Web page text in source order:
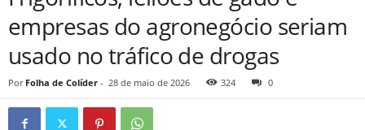
empresas do agronegócio seriam
usado no tráfico de drogas
Por Folha de Colíder - 28 de maio de 2026 324 0